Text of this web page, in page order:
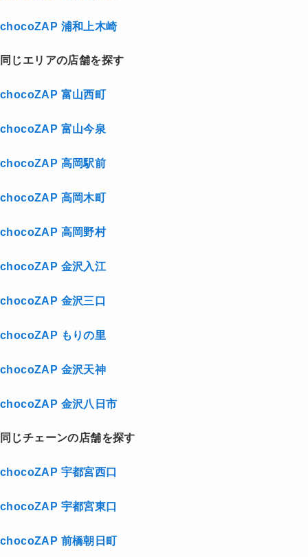
chocoZAP 浦和上木崎
同じエリアの店舗を探す
chocoZAP 富山西町
chocoZAP 富山今泉
chocoZAP 高岡駅前
chocoZAP 高岡木町
chocoZAP 高岡野村
chocoZAP 金沢入江
chocoZAP 金沢三口
chocoZAP もりの里
chocoZAP 金沢天神
chocoZAP 金沢八日市
同じチェーンの店舗を探す
chocoZAP 宇都宮西口
chocoZAP 宇都宮東口
chocoZAP 前橋朝日町